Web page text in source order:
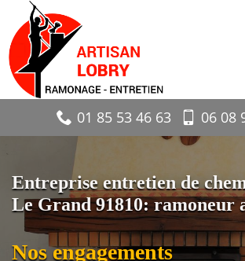
01 85 53 46 63 06 08
Entreprise entretien de
Le Grand 91810: ramoneur
Nos engagements